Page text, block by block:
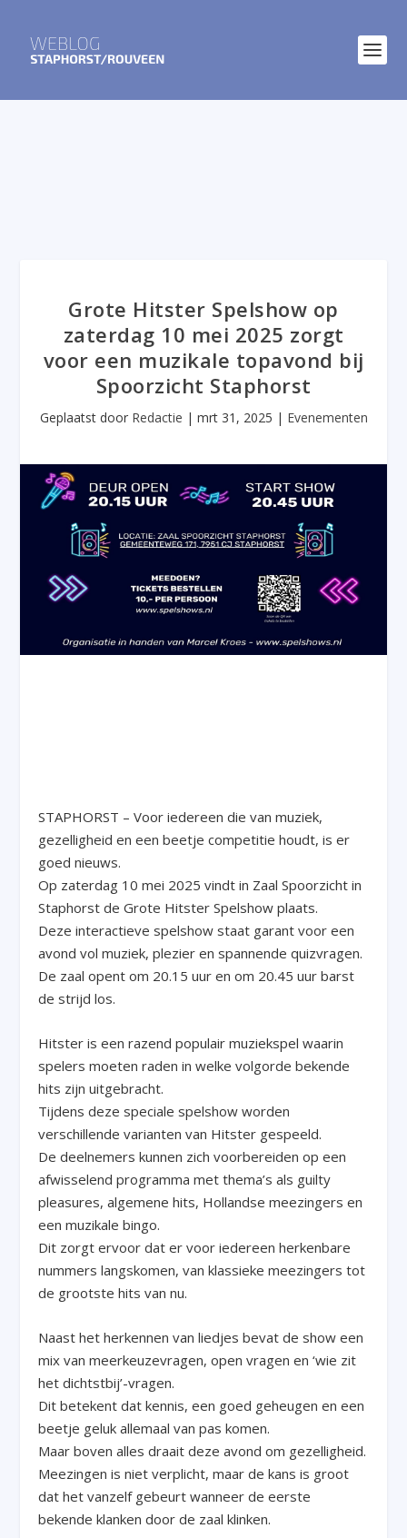
Grote Hitster Spelshow op
zaterdag 10 mei 2025 zorgt
voor een muzikale topavond bij
Spoorzicht Staphorst
Geplaatst door Redactie | mrt 31, 2025 | Evenementen
STAPHORST – Voor iedereen die van muziek,
gezelligheid en een beetje competitie houdt, is er
goed nieuws.
Op zaterdag 10 mei 2025 vindt in Zaal Spoorzicht in
Staphorst de Grote Hitster Spelshow plaats.
Deze interactieve spelshow staat garant voor een
avond vol muziek, plezier en spannende quizvragen.
De zaal opent om 20.15 uur en om 20.45 uur barst
de strijd los.
Hitster is een razend populair muziekspel waarin
spelers moeten raden in welke volgorde bekende
hits zijn uitgebracht.
Tijdens deze speciale spelshow worden
verschillende varianten van Hitster gespeeld.
De deelnemers kunnen zich voorbereiden op een
afwisselend programma met thema’s als guilty
pleasures, algemene hits, Hollandse meezingers en
een muzikale bingo.
Dit zorgt ervoor dat er voor iedereen herkenbare
nummers langskomen, van klassieke meezingers tot
de grootste hits van nu.
Naast het herkennen van liedjes bevat de show een
mix van meerkeuzevragen, open vragen en ‘wie zit
het dichtstbij’-vragen.
Dit betekent dat kennis, een goed geheugen en een
beetje geluk allemaal van pas komen.
Maar boven alles draait deze avond om gezelligheid.
Meezingen is niet verplicht, maar de kans is groot
dat het vanzelf gebeurt wanneer de eerste
bekende klanken door de zaal klinken.